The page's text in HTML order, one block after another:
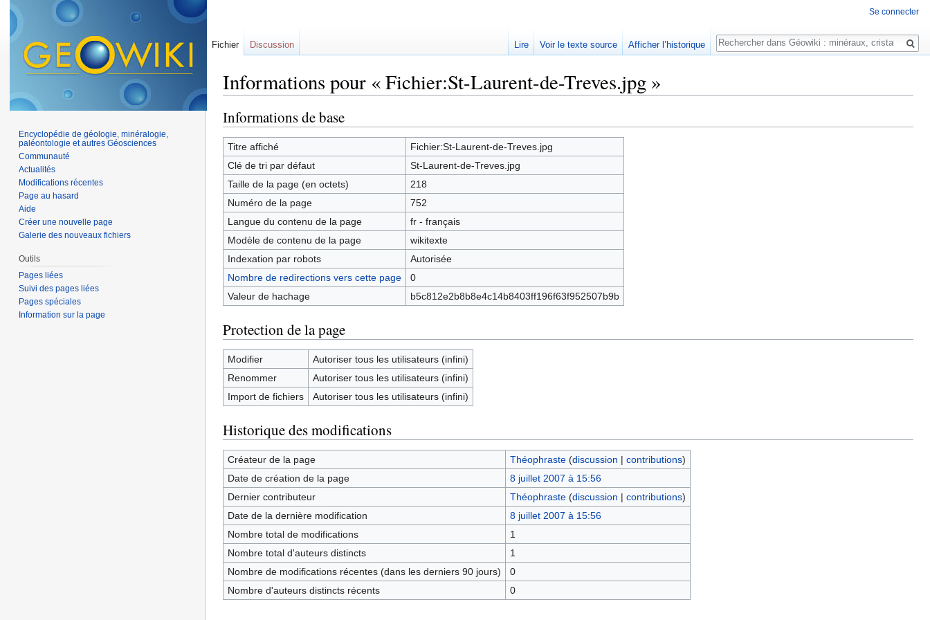
Informations pour « Fichier:St-Laurent-de-Treves.jpg »
Informations de base
Titre affiché
Fichier:St-Laurent-de-Treves.jpg
Clé de tri par défaut
St-Laurent-de-Treves.jpg
Taille de la page (en octets)
218
Numéro de la page
752
Langue du contenu de la page
fr - français
Modèle de contenu de la page
wikitexte
Indexation par robots
Autorisée
Nombre de redirections vers cette page
0
Valeur de hachage
b5c812e2b8b8e4c14b8403ff196f63f952507b9b
Protection de la page
Modifier
Autoriser tous les utilisateurs (infini)
Renommer
Autoriser tous les utilisateurs (infini)
Import de fichiers
Autoriser tous les utilisateurs (infini)
Historique des modifications
Créateur de la page Théophraste (discussion | contributions)
Date de création de la page
8 juillet 2007 à 15:56
Dernier contributeur
Théophraste (discussion | contributions)
Date de la dernière modification
8 juillet 2007 à 15:56
Nombre total de modifications
1
Nombre total d'auteurs distincts
1
Nombre de modifications récentes (dans les derniers 90 jours)
0
Nombre d'auteurs distincts récents
0
Se connecter
Fichier Discussion Lire Voir le texte source Afficher l’historique
Rechercher
Encyclopédie de géologie, minéralogie,
paléontologie et autres Géosciences
Communauté
Actualités
Modifications récentes
Page au hasard
Aide
Créer une nouvelle page
Galerie des nouveaux fichiers
Outils
Pages liées
Suivi des pages liées
Pages spéciales
Information sur la page